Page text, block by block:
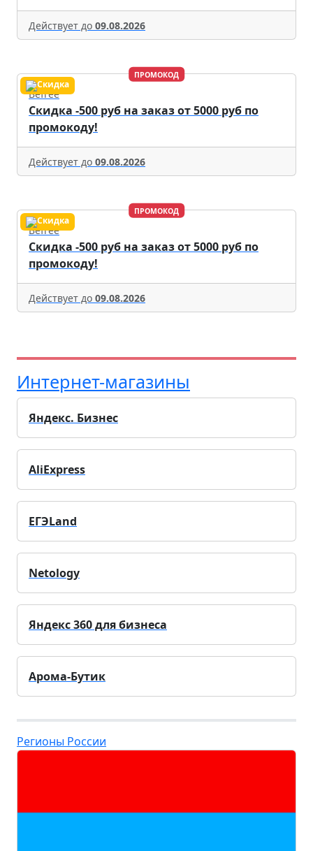
Действует до 09.08.2026
ПРОМОКОД
Befree
Скидка -500 руб на заказ от 5000 руб по
промокоду!
Действует до 09.08.2026
ПРОМОКОД
Befree
Скидка -500 руб на заказ от 5000 руб по
промокоду!
Действует до 09.08.2026
Интернет-магазины
Яндекс. Бизнес
AliExpress
ЕГЭLand
Netology
Яндекс 360 для бизнеса
Арома-Бутик
Регионы России